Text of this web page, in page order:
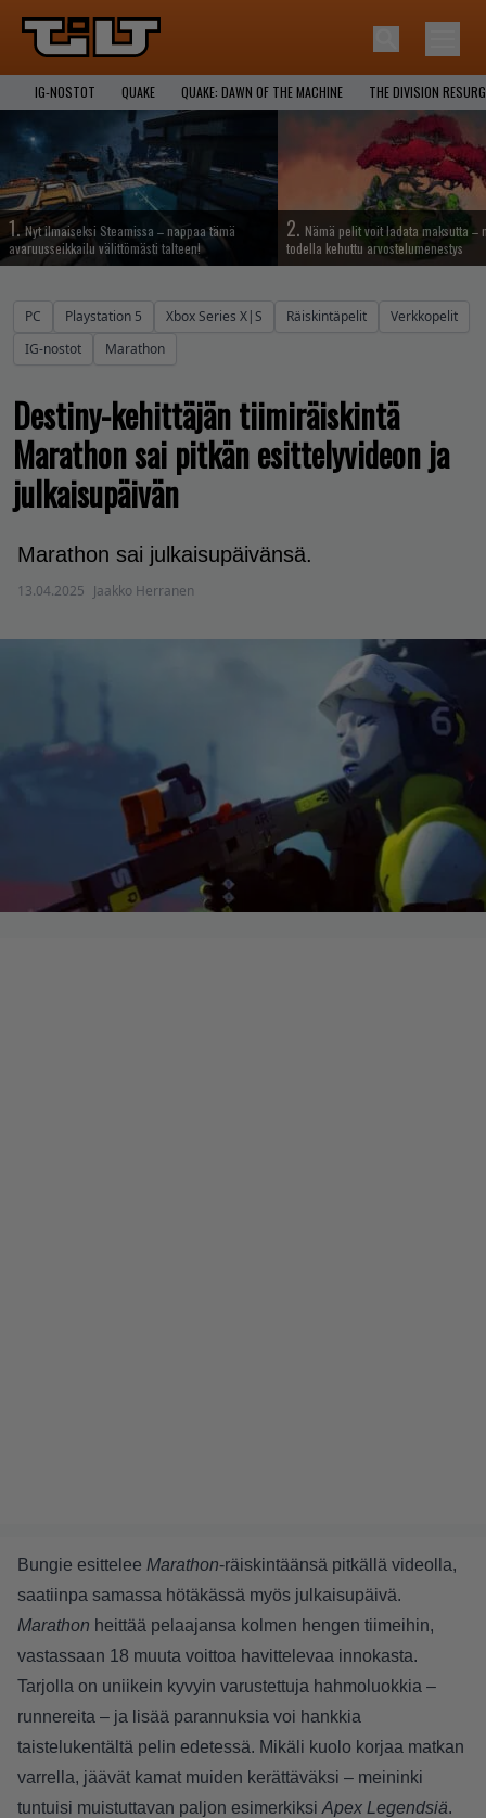
IG-NOSTOT QUAKE QUAKE: DAWN OF THE MACHINE THE DIVISION
1. Nyt ilmaiseksi Steamissa – nappaa tämä
avaruusseikkailu välittömästi talteen!
2. Nämä pelit voit ladata maksutta –
todella kehuttu arvostelumenestys
PC Playstation 5 Xbox Series X|S Räiskintäpelit
Verkkopelit
IG-nostot
Marathon
Destiny-kehittäjän tiimiräiskintä
Marathon sai pitkän esittelyvideon ja
julkaisupäivän
Marathon sai julkaisupäivänsä.
13.04.2025 Jaakko Herranen
Bungie esittelee Marathon-räiskintäänsä pitkällä videolla,
saatiinpa samassa hötäkässä myös julkaisupäivä.
Marathon heittää pelaajansa kolmen hengen tiimeihin,
vastassaan 18 muuta voittoa havittelevaa innokasta.
Tarjolla on uniikein kyvyin varustettuja hahmoluokkia –
runnereita – ja lisää parannuksia voi hankkia
taistelukentältä pelin edetessä. Mikäli kuolo korjaa matkan
varrella, jäävät kamat muiden kerättäväksi – meininki
tuntuisi muistuttavan paljon esimerkiksi Apex Legendsiä.